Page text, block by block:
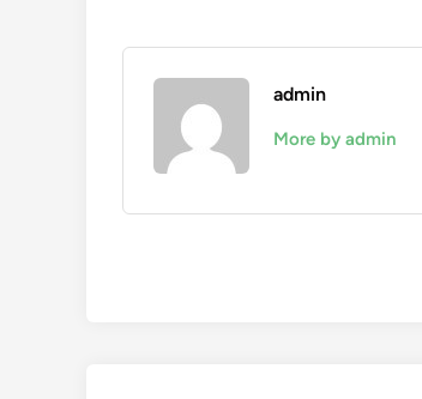
admin
More by admin